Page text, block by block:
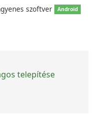
szoftver
Android
telepítése